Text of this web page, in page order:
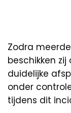
Zodra
beschikken
duidelijke
onder
tijdens dit